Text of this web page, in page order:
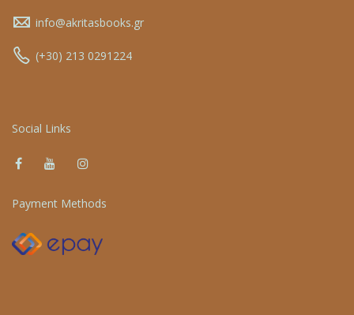
info@akritasbooks.gr
(+30) 213 0291224
Social Links
Payment Methods